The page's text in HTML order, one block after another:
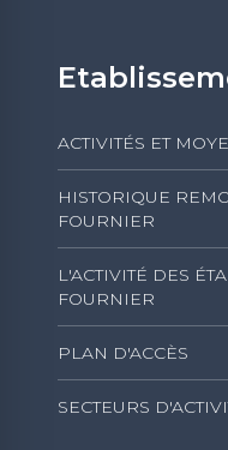
ACTIVITÉS ET
HISTORIQUE
FOURNIER
L'ACTIVITÉ DES
FOURNIER
PLAN D'ACCÈS
SECTEURS